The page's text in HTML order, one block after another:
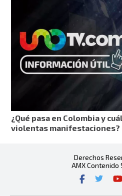
¿Qué pasa en Colombia y
violentas manifestaciones?
Derechos
AMX Contenido